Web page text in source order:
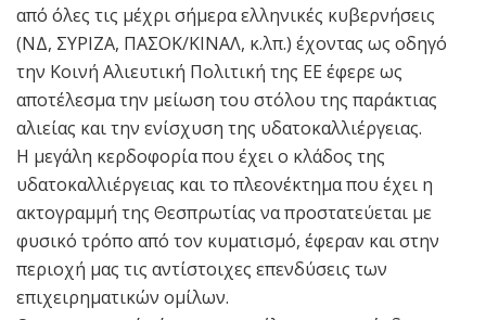
από όλες τις μέχρι σήμερα ελληνικές κυβερνήσεις
(ΝΔ, ΣΥΡΙΖΑ, ΠΑΣΟΚ/ΚΙΝΑΛ, κ.λπ.) έχοντας ως οδηγό
την Κοινή Αλιευτική Πολιτική της ΕΕ έφερε ως
αποτέλεσμα την μείωση του στόλου της παράκτιας
αλιείας και την ενίσχυση της υδατοκαλλιέργειας.
Η μεγάλη κερδοφορία που έχει ο κλάδος της
υδατοκαλλιέργειας και το πλεονέκτημα που έχει η
ακτογραμμή της Θεσπρωτίας να προστατεύεται με
φυσικό τρόπο από τον κυματισμό, έφεραν και στην
περιοχή μας τις αντίστοιχες επενδύσεις των
επιχειρηματικών ομίλων.